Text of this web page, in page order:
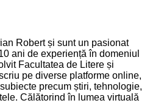
Robert și sunt un pasionat
ani de experiență în domeniul
Facultatea de Litere și
pe diverse platforme online,
precum știri, tehnologie,
Călătorind în lumea virtuală